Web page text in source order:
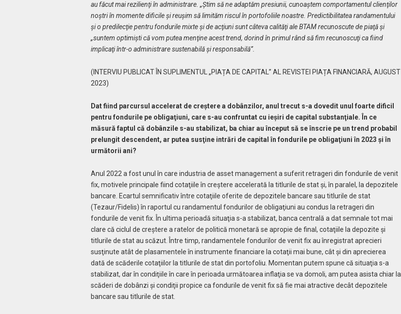
au făcut mai rezilienţi în administrare. „Ştim să ne adaptăm presiunii, cunoaştem comportamentul clienţilor
noştri în momente dificile şi reuşim să limităm riscul în portofoliile noastre. Predictibilitatea randamentului
şi o predilecţie pentru fondurile mixte şi de acţiunisuntcâteva calităţiale BTAMrecunoscute de piaţăși
„suntem optimişti că vom putea menţine acest trend, dorind în primul rând să fim recunoscuţi ca fiind
implicaţi într-o administrare sustenabilăşi responsabilă”.
(INTERVIU PUBLICAT ÎN SUPLIMENTUL „PIAȚA DE CAPITAL” AL REVISTEI PIAȚA FINANCIARĂ, AUGUST
2023)
Dat fiind parcursul accelerat de creştere a dobânzilor, anul trecut s-a dovedit unul foarte dificil
pentru fondurile pe obligaţiuni, care s-au confruntat cu ieşiri de capital substanţiale. În ce
măsură faptul că dobânzile s-au stabilizat, ba chiar au început să se înscrie pe un trend probabil
prelungit descendent, ar putea susţine intrări de capital în fondurile pe obligaţiuni în 2023 şi în
următorii ani?
Anul 2022 a fost unul în care industria de asset management a suferit retrageri din fondurile de venit
fix, motivele principale fiind cotaţiile în creştere accelerată la titlurile de stat şi, în paralel, la depozitele
bancare. Ecartul semnificativ între cotaţiile oferite de depozitele bancare sau titlurile de stat
(Tezaur/Fidelis) în raportul cu randamentul fondurilor de obligaţiuni au condus la retrageri din
fondurile de venit fix. În ultima perioadă situaţia s-a stabilizat, banca centrală a dat semnale tot mai
clare că ciclul de creştere a ratelor de politică monetară se apropie de final, cotaţiile la depozite şi
titlurile de stat au scăzut. Între timp, randamentele fondurilor de venit fix au înregistrat aprecieri
susţinute atât de plasamentele în instrumente financiare la cotaţii mai bune, cât şi din aprecierea
dată de scăderile cotaţiilor la titlurile de stat din portofoliu. Momentan putem spune că situaţia s-a
stabilizat, dar în condiţiile în care în perioada următoarea inflaţia se va domoli, am putea asista chiar la
scăderi de dobânzi şi condiţii propice ca fondurile de venit fix să fie mai atractive decât depozitele
bancare sau titlurile de stat.